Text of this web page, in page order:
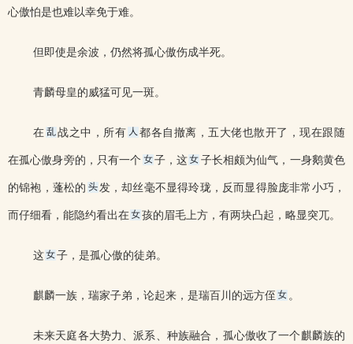
心傲怕是也难以幸免于难。
但即使是余波，仍然将孤心傲伤成半死。
青麟母皇的威猛可见一斑。
在 战之中，所有 都各自撤离，五大佬也散开了，现在跟随
在孤心傲身旁的，只有一个 子，这 子长相颇为仙气，一身鹅黄色
的锦袍，蓬松的 发，却丝毫不显得玲珑，反而显得脸庞非常小巧，
而仔细看，能隐约看出在 孩的眉毛上方，有两块凸起，略显突兀。
这 子，是孤心傲的徒弟。
麒麟一族，瑞家子弟，论起来，是瑞百川的远方侄 。
未来天庭各大势力、派系、种族融合，孤心傲收了一个麒麟族的